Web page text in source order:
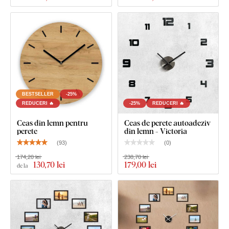
Calitate din lemn care durează ani de
Produsul este tăiat cutehnologie laser din placă de
placă din fibre de lemn cu densitate mare
, care se obține
prin presarea fibrelor de lemn și a rășinii sub presiune.
Materialul este
solid (grosime 3 mm),
stabil ca formă și cu
suprafață netedă. Datorită rezistenței, putem tăia șidetalii
fine și subțiri.
BESTSELLER
-25%
REDUCERI 🔥
Ceas din lemn pentru
perete
(93)
de la 130,70 lei
174,20 lei
-25% REDUCERI 🔥
Ceas de perete autoadeziv
din lemn - Victoria
(0)
179,00 lei
238,70 lei